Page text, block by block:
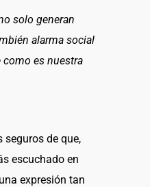
solo generan
alarma social
es nuestra
seguros de que,
escuchado en
expresión tan